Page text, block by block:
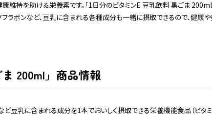
維持を助ける栄養素です。「1日分のビタミンE 豆乳飲料 黒ごま 200ml
ラボンなど、豆乳に含まれる各種成分も一緒に摂取できるので、健康
200ml」商品情報
豆乳に含まれる成分を1本でおいしく摂取できる栄養機能食品（ビタ